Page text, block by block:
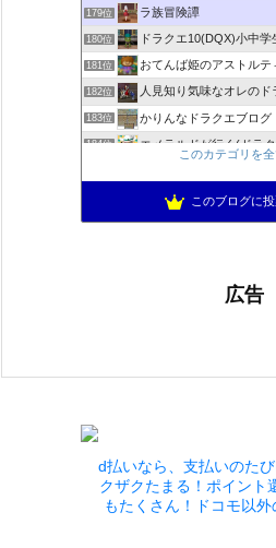
179位 ラ族冒険譚
180位 ドラクエ10(DQX)小中学生初
181位 おてんば姫のアストルテ
182位 人見知り気味なオレの
183位 かりんなドラクエブログ
184位 エメラルドが行く(ドラ
くろゆきひめ堂
このカテゴリを
このブログに
広告
d払いなら、支払いのた
クザクたまる！ポイント
もたくさん！ドコモ以